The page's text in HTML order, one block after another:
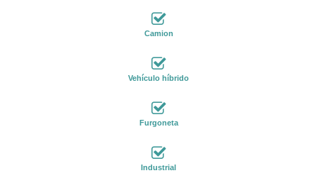
Camion
Vehículo híbrido
Furgoneta
Industrial